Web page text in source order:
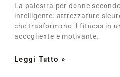
La palestra per donne
intelligente: attrezzature
che trasformano il fitness in
accogliente e motivante.
Leggi Tutto »